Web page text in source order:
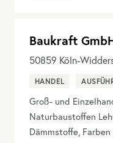
Baukraft
50859 Köln-
HANDEL
Groß- und
Naturbaustoffen
Dämmstoffe,